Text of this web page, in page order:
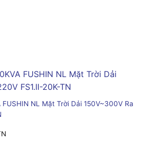
FUSHIN NL Mặt Trời Dải 150V~300V Ra